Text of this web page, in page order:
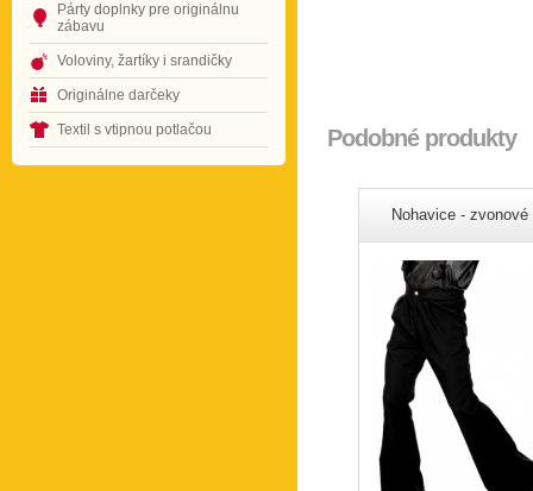
Párty doplnky pre originálnu
zábavu
Voloviny, žartíky i srandičky
Originálne darčeky
Textil s vtipnou potlačou Podobné produkty
Nohavice - zvonové